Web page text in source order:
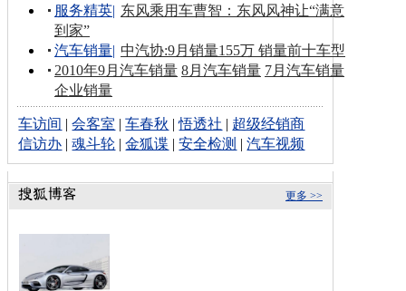
服务精英| 东风乘用车曹智：东风风神让“满意
到家”
汽车销量| 中汽协:9月销量155万 销量前十车型
2010年9月汽车销量 8月汽车销量 7月汽车销量
企业销量
车访间 |会客室 |车春秋 |悟透社 | 超级经销商
信访办 |魂斗轮 |金狐谍 |安全检测 |汽车视频
更多 >>